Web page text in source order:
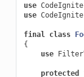
use
use
final class
{
use
protected